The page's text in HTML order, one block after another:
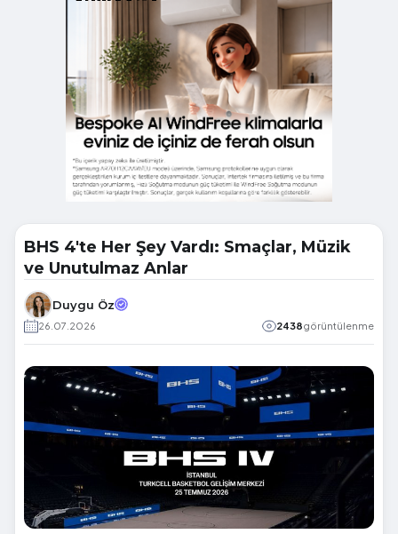
BHS 4'te Her Şey Vardı: Smaçlar, Müzik
ve Unutulmaz Anlar
Duygu Öz
26.07.2026 2438görüntülenme